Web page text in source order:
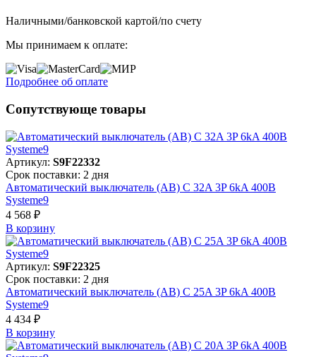
Наличными/банковской картой/по счету
Мы принимаем к оплате:
Подробнее об оплате
Сопутствующе товары
Артикул: S9F22332
Срок поставки: 2 дня
Автоматический выключатель (АВ) C 32A 3P 6kA 400В
Systeme9
4 568 ₽
В корзинy
Артикул: S9F22325
Срок поставки: 2 дня
Автоматический выключатель (АВ) C 25A 3P 6kA 400В
Systeme9
4 434 ₽
В корзинy